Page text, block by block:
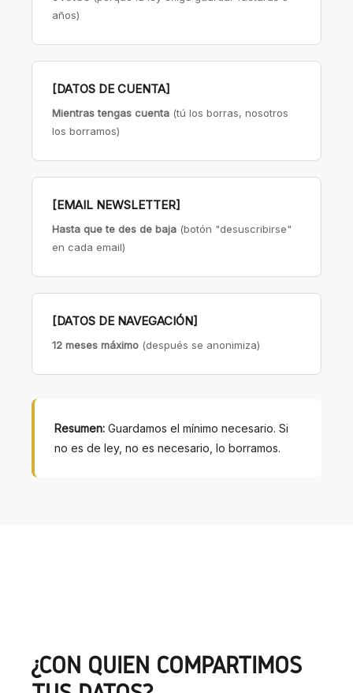
años)
[DATOS DE CUENTA]
Mientras tengas cuenta (tú los borras, nosotros
los borramos)
[EMAIL NEWSLETTER]
Hasta que te des de baja (botón "desuscribirse"
en cada email)
[DATOS DE NAVEGACIÓN]
12 meses máximo (después se anonimiza)
Resumen: Guardamos el mínimo necesario. Si
no es de ley, no es necesario, lo borramos.
¿CON QUIÉN COMPARTIMOS